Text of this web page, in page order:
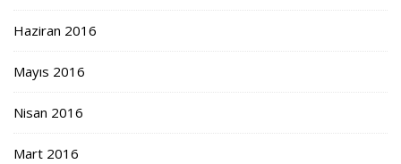
Haziran 2016
Mayıs 2016
Nisan 2016
Mart 2016